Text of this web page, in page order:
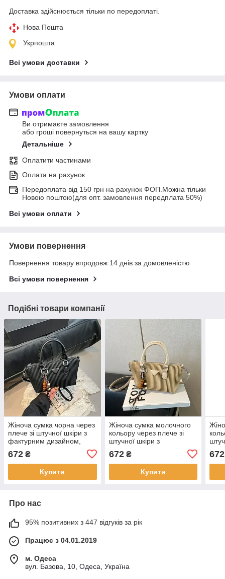
Доставка здійснюється тільки по передоплаті.
Нова Пошта
Укрпошта
Всі умови доставки
Умови оплати
Ви отримаєте замовлення
або гроші повернуться на вашу картку
Детальніше
Оплатити частинами
Оплата на рахунок
Передоплата від 150 грн на рахунок ФОП.Можна тільки
Новою поштою(для опт. замовлення передплата 50%)
Всі умови оплати
Умови повернення
Повернення товару впродовж 14 днів за домовленістю
Всі умови повернення
Подібні товари компанії
Жіноча сумка чорна через
плече зі штучної шкіри з
фактурним дизайном,
модель 14×25 см KAY
672 ₴
Купити
Жіноча сумка молочного
кольору через плече зі
штучної шкіри з
компактна стильна
модель 14×25 см KAY
672₴
Купити
KAY
672
Про нас
95% позитивних з 447 відгуків за рік
Працює з 04.01.2019
м. Одеса
вул. Базова, 10, Одеса, Україна